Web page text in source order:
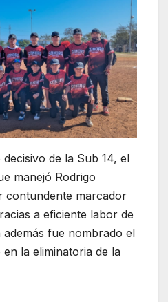
de la Sub 14, el
manejó Rodrigo
contundente marcador
a eficiente labor de
fue nombrado el
la eliminatoria de la